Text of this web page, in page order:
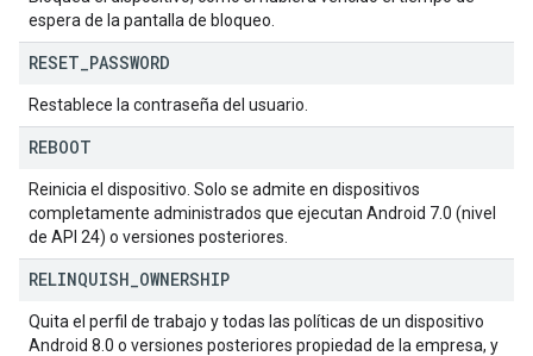
espera de la pantalla de bloqueo.
RESET PASSWORD
Restablece la contraseña del usuario.
REBOOT
Reinicia el dispositivo. Solo se admite en dispositivos
completamente administrados que ejecutan Android 7.0 (nivel
de API 24) o versiones posteriores.
RELINQUISH OWNERSHIP
Quita el perfil de trabajo y todas las políticas de un dispositivo
Android 8.0 o versiones posteriores propiedad de la empresa, y